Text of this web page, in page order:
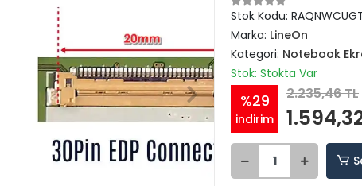
Stok Kodu:
Marka: LineOn
Kategori: Notebook
Stok: Stokta Var
%29
indirim
2.235,46 TL